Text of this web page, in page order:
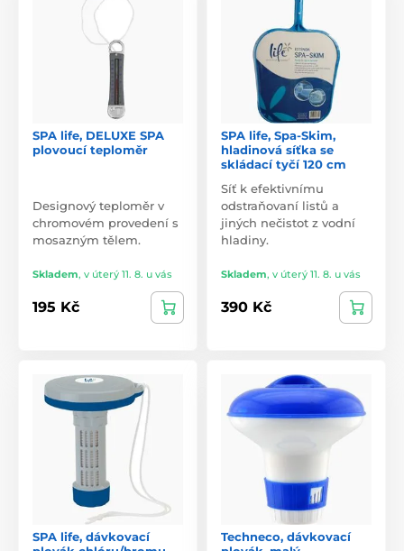
SPA life, DELUXE SPA
plovoucí teploměr
Designový teploměr v
chromovém provedení s
mosazným tělem.
Skladem, v úterý 11. 8. u vás
195 Kč
SPA life, Spa-Skim,
hladinová síťka se
skládací tyčí 120 cm
Síť k efektivnímu
odstraňovaní listů a
jiných nečistot z vodní
hladiny.
Skladem, v úterý 11. 8. u vás
390 Kč
SPA life, dávkovací
Techneco, dávkovací